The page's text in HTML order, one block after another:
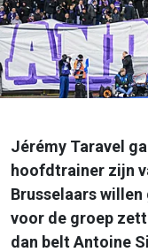
Jérémy Taravel
hoofdtrainer zijn
Brusselaars
voor de groep
dan belt Antoine